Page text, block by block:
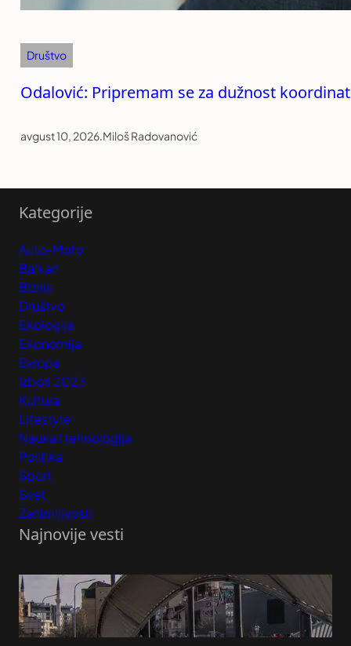
Društvo
Odalović: Pripremam se za dužnost
avgust 10, 2026.Miloš Radovanović
Kategorije
Auto-Moto
Balkan
Biznis
Društvo
Ekologija
Ekonomija
Evropa
Izbori 2023
Kultura
Lifestyle
Nauka i tehnologija
Politika
Sport
Svet
Zanimljivosti
Najnovije vesti